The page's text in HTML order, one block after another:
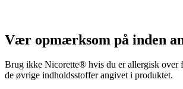
Vær opmærksom på inden
Brug ikke Nicorette® hvis du er allergisk over
de øvrige indholdsstoffer angivet i produktet.